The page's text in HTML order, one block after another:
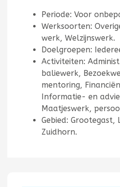
Periode: Voor
Werksoorten:
werk, Welzijnswerk.
Doelgroepen:
Activiteiten:
baliewerk,
mentoring,
Informatie- en
Maatjeswerk,
Gebied: Grootegast,
Zuidhorn.